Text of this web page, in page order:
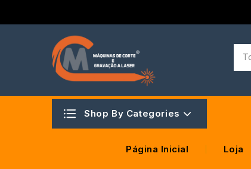
Shop By Categories
Página Inicial Loja